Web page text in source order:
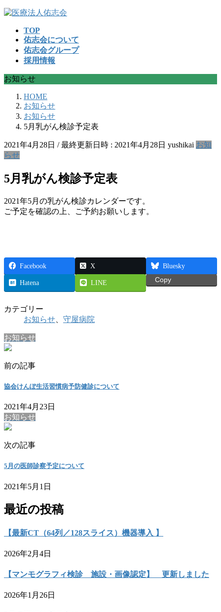
コ
ス
キ
ナ
ン
に
TOP
佑志会について
佑志会グループ
採用情報
お知らせ
HOME
お知らせ
お知らせ
5月乳がん検診予定表
2021年4月28日 / 最終更新日時 : 2021年4月28日 yushikai お知
らせ
5月乳がん検診予定表
2021年5月の乳がん検診カレンダーです。
ご予定を確認の上、ご予約お願いします。
Facebook X Bluesky
Hatena LINE Copy
カテゴリー
お知らせ
守屋病院
お知らせ
前の記事
協会けんぽ生活習慣病予防健診について
2021年4月23日
お知らせ
次の記事
5月の医師診察予定について
2021年5月1日
最近の投稿
【最新CT（64列／128スライス）機器導入 】
2026年2月4日
【マンモグラフィ検診 施設・画像認定】 更新しました
2026年1月26日